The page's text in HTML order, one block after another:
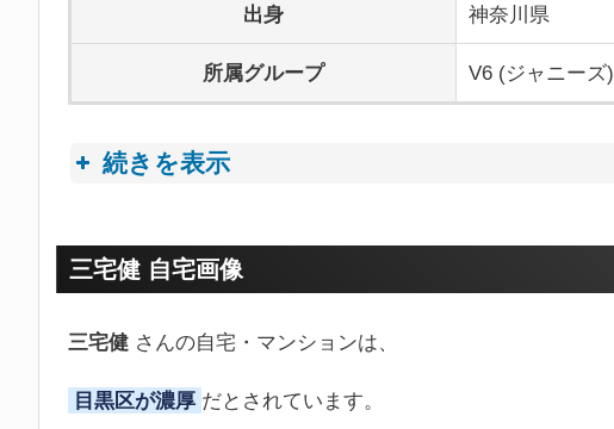
出身 神奈川県
所属グループ V6 (ジャニーズ)
続きを表示
プロフィールトピック
三宅健 自宅画像
三宅健 さんの自宅・マンションは、
目黒区が濃厚 だとされています。